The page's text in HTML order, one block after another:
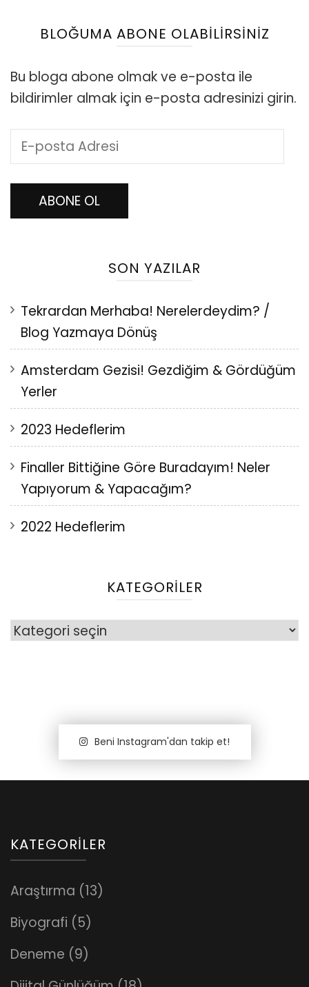
BLOĞUMA ABONE OLABILIRSINIZ
Bu bloga abone olmak ve e-posta ile
bildirimler almak için e-posta adresinizi girin.
E-
posta
Adresi
ABONE OL
SON YAZILAR
Tekrardan Merhaba! Nerelerdeydim? /
Blog Yazmaya Dönüş
Amsterdam Gezisi! Gezdiğim & Gördüğüm
Yerler
2023 Hedeflerim
Finaller Bittiğine Göre Buradayım! Neler
Yapıyorum & Yapacağım?
2022 Hedeflerim
KATEGORILER
Kategoriler
Beni Instagram'dan takip et!
KATEGORILER
Araştırma (13)
Biyografi (5)
Deneme (9)